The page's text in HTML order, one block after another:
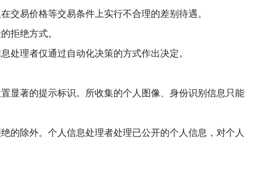
易价格等交易条件上实行不合理的差别待遇。
拒绝方式。
处理者仅通过自动化决策的方式作出决定。
显著的提示标识。所收集的个人图像、身份识别信息只能
除外。个人信息处理者处理已公开的个人信息，对个人